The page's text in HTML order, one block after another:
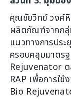
คุณชัยวิทย์ วงศ์
ผลิตภัณฑ์จากกลุ่
แนวทางการปร
ครอบคลุมมาตร
Rejuvenator
RAP เพื่อการใ
Bio